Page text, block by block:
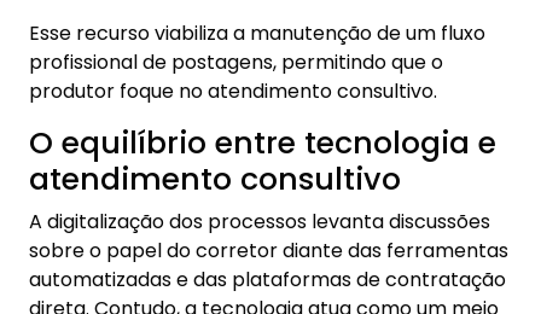
Esse recurso viabiliza a manutenção de um fluxo
profissional de postagens, permitindo que o
produtor foque no atendimento consultivo.
O equilíbrio entre tecnologia e
atendimento consultivo
A digitalização dos processos levanta discussões
sobre o papel do corretor diante das ferramentas
automatizadas e das plataformas de contratação
direta. Contudo, a tecnologia atua como um meio